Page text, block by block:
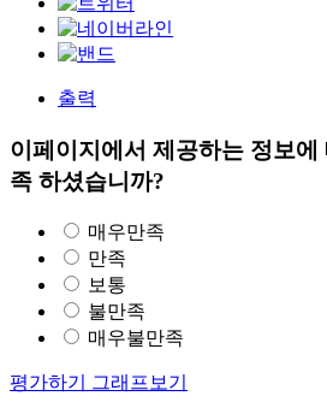
출력
이페이지에서 제공하는 정보
족 하셨습니까?
매우만족
만족
보통
불만족
매우불만족
평가하기 그래프보기